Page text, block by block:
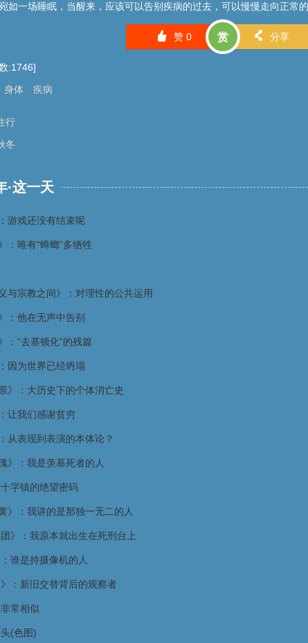
一场睡眠，当醒来，应该可以告别疾病的过去，可以慢慢走向正常的
󰄼 赞 0 赏 󰄯 分享
:1746]
身体 疾病
行
冬
·这一天
游戏还没有结束呢
：唯有“蟑螂”多牺牲
与宗教之间》：对理性的公共运用
：他在无声中告别
：“去基顿化”的残篇
因为世界已经坍塌
》：大历史下的个体消亡史
让我们感谢贫穷
从表现到表演的本体论？
》：我是羡慕死者的人
字镇的绝望密码
》：我讲的是那独一无二的人
》：我原本就出生在死刑台上
谁是持摄像机的人
：新旧交替背后的观察者
常相似
(色图)